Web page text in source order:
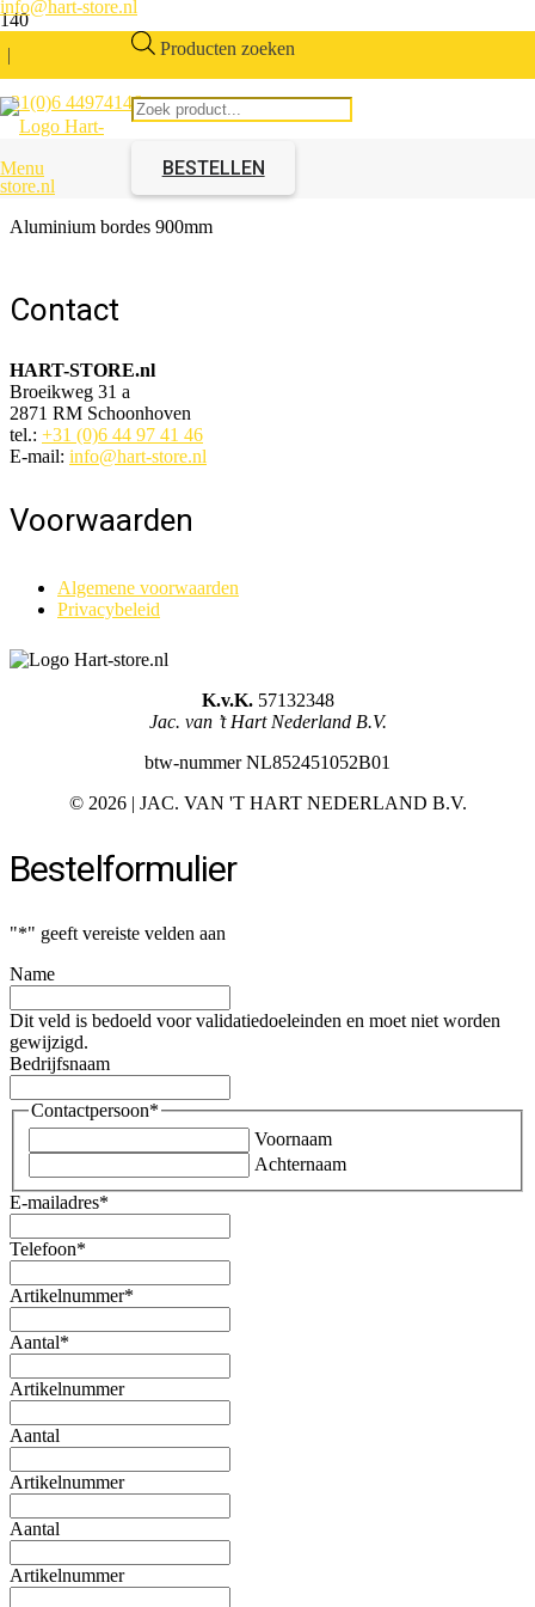
info@hart-store.nl
|
+31(0)6 44974146
Producten zoeken
BESTELLEN
Menu
Aluminium bordes 900mm
Artikelnummer:
Aluminium bordes 900mm
Contact
HART-STORE.nl
Broeikweg 31 a
2871 RM Schoonhoven
tel.: +31 (0)6 44 97 41 46
E-mail: info@hart-store.nl
Voorwaarden
Algemene voorwaarden
Privacybeleid
K.v.K.57132348
Jac. van ’t Hart Nederland B.V.
btw-nummer NL852451052B01
© 2026 | JAC. VAN 'T HART NEDERLAND B.V.
Bestelformulier
"*" geeft vereiste velden aan
Name
Dit veld is bedoeld voor validatiedoeleinden en moet niet worden
gewijzigd.
Bedrijfsnaam
Contactpersoon*
Voornaam
Achternaam
E-mailadres*
Telefoon*
Artikelnummer*
Aantal*
Artikelnummer
Aantal
Artikelnummer
Aantal
Artikelnummer